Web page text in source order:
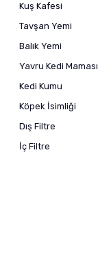
Kuş Kafesi
Tavşan Yemi
Balık Yemi
Yavru Kedi Maması
Kedi Kumu
Köpek İsimliği
Dış Filtre
İç Filtre